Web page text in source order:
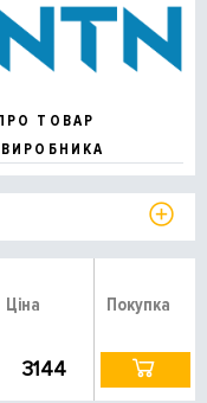
ТОВАР
Ціна Покупка
3144